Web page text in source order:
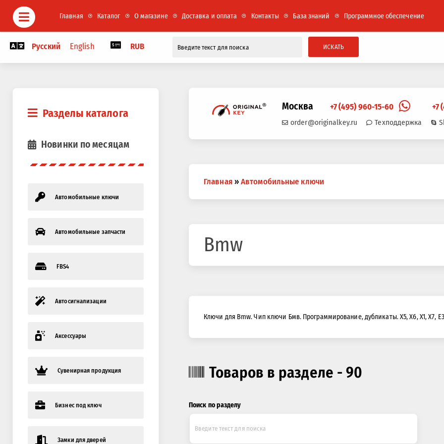
Главная Каталог О магазине Доставка и оплата Контакты База знаний Программное обеспечение
Русский English RUB ИСКАТЬ
Разделы каталога
Новинки по месяцам
Автомобильные ключи
Автомобильные запчасти
FBS4
Автосигнализации
Аксессуары
Сувенирная продукция
Бизнес под ключ
Замки для дверей
Москва +7 (495) 960-15-60 +7
order@originalkey.ru Техподдержка
здесь
Главная » Автомобильные ключи
Bmw
Ключи для Bmw. Чип ключи Бмв. Программирование, дубликаты. X5, X6, X1, X7,
Товаров в разделе - 90
Поиск по разделу